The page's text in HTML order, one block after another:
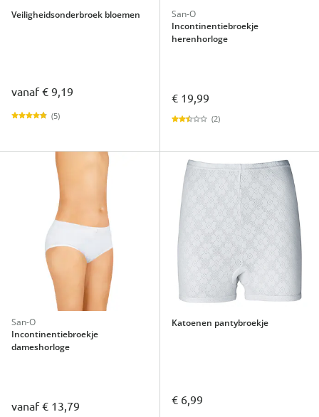
Veiligheidsonderbroek bloemen
vanaf€ 9,19
(5)
San-O
Incontinentiebroekje
herenhorloge
€ 19,99
(2)
San-O
Incontinentiebroekje
dameshorloge
vanaf€ 13,79
Katoenen pantybroekje
€ 6,99